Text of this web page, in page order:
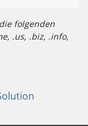
folgenden
.us, .biz, .info,